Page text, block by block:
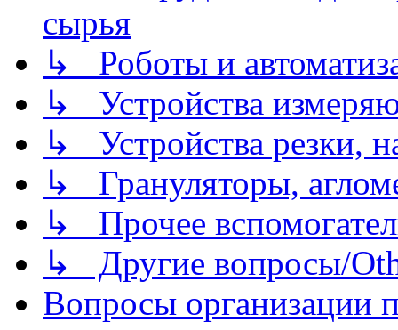
сырья
↳ Роботы и
↳ Устройства
↳ Устройства резки,
↳ Грануляторы,
↳ Прочее
↳ Другие вопросы/
Вопросы организации